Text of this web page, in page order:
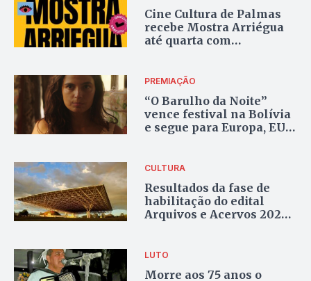
Cine Cultura de Palmas
recebe Mostra Arriégua
até quarta com
PREMIAÇÃO
“O Barulho da Noite”
vence festival na Bolívia
e segue para Europa, EUA
CULTURA
Resultados da fase de
habilitação do edital
Arquivos e Acervos 2024
LUTO
Morre aos 75 anos o